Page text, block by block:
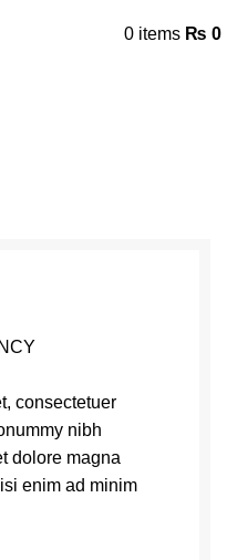
0 items ₨ 0
dignis
consectetuer
nibh
dolore magna
enim ad minim